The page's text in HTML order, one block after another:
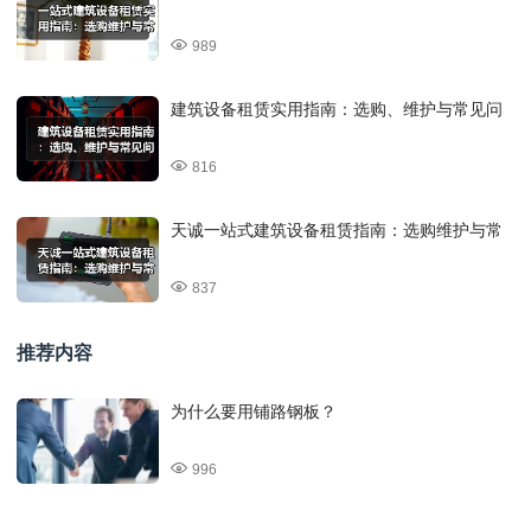
989
建筑设备租赁实用指南：选购、维护与常见问
816
天诚一站式建筑设备租赁指南：选购维护与常
837
推荐内容
为什么要用铺路钢板？
996